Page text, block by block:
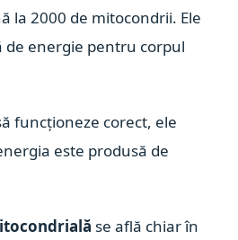
la 2000 de mitocondrii. Ele
de energie pentru corpul
funcționeze corect, ele
este produsă de
se află chiar în